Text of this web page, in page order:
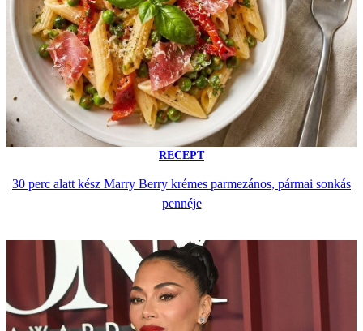
RECEPT
30 perc alatt kész Marry Berry krémes parmezános, pármai sonkás
pennéje